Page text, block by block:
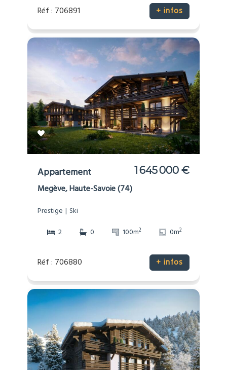
Réf : 706891 + infos
Appartement 1 645 000 €
Megève, Haute-Savoie (74)
Prestige
Ski
2
0 100m2 0m2
Réf : 706880 + infos